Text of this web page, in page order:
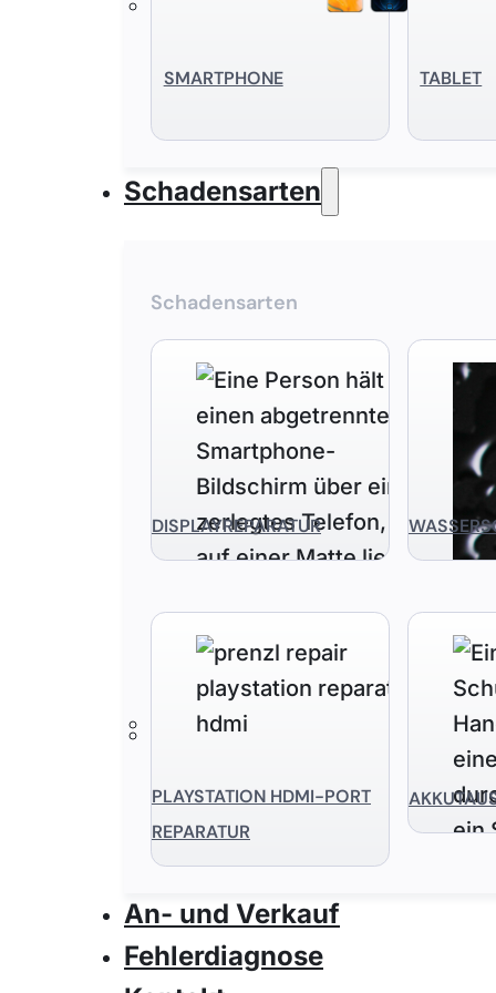
SMART­PHONE TABLET
Schadensarten
Schadensarten
DISPLAYREPARATUR
PLAYSTATION HDMI-PORT
REPARATUR
An- und Verkauf
Fehlerdiagnose